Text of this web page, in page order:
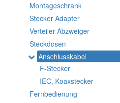
Montageschrank
Stecker Adapter
Verteiler Abzweiger
Steckdosen
Anschlusskabel
F-Stecker
IEC, Koaxstecker
Fernbedienung